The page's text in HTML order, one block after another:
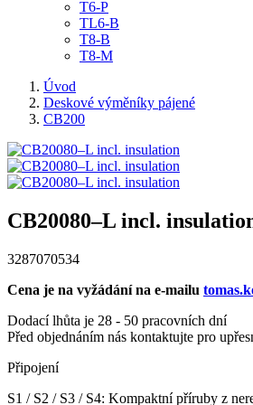
T6-P
TL6-B
T8-B
T8-M
Úvod
Deskové výměníky pájené
CB200
CB20080–L incl.
3287070534
Cena je na vyžádání na e-mailu
Dodací lhůta je 28 - 50 pracovních dní
Před objednáním nás kontaktujte pro
Připojení
S1 / S2 / S3 / S4: Kompaktní příruby z